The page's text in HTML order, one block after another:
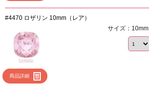
#4470 ロザリン 10mm（レア）
商品詳細
サイズ：10mm